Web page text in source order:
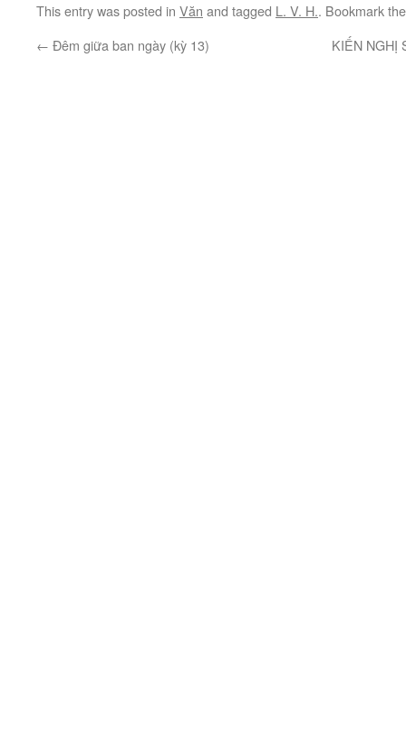
This entry was posted in Văn and tagged L. V. H.. Bookmark
← Đêm giữa ban ngày (kỳ 13) KIẾN NGHỊ